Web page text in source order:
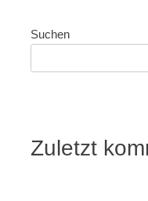
Suchen
Zuletzt